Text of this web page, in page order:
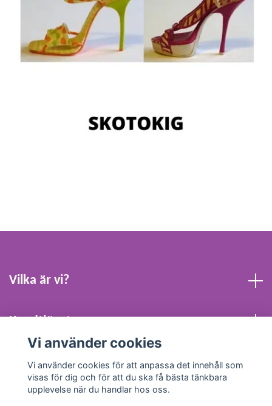
Vilka är vi?
Kundtjänst
Köpvillkor och Kontakt
Vi använder cookies
Vi använder cookies för att anpassa det innehåll som
visas för dig och för att du ska få bästa tänkbara
upplevelse när du handlar hos oss.